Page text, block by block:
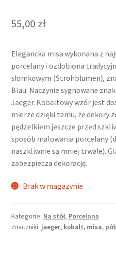
55,00 zł
Elegancka misa wykonana z
porcelany i ozdobiona
słomkowym (Strohblumen),
Blau. Naczynie sygnowane
Jaeger. Kobaltowy wzór jest
mierze dzięki temu, że dekory
pędzelkiem jeszcze przed
sposób malowania porcelany
naszkliwnie są mniej trwałe).
zabezpiecza dekorację.
Brak w magazynie
Kategorie: Na stół, Porcelana
Znaczniki: jaeger, kobalt, misa,